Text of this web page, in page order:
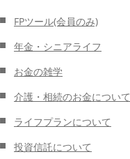
FPツール(会員のみ)
年金・シニアライフ
お金の雑学
介護・相続のお金について
ライフプランについて
投資信託について